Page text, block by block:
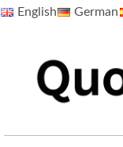
SkipEnglish German